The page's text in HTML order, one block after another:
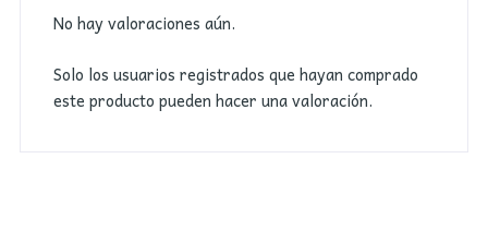
No hay valoraciones aún.
Solo los usuarios registrados que hayan comprado
este producto pueden hacer una valoración.